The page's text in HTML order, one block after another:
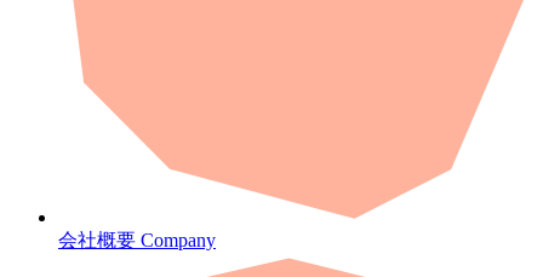
会社概要 Company